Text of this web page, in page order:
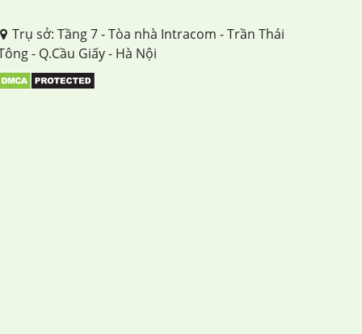
Trụ sở: Tầng 7 - Tòa nhà Intracom - Trần Thái
- Q.Cầu Giấy - Hà Nội